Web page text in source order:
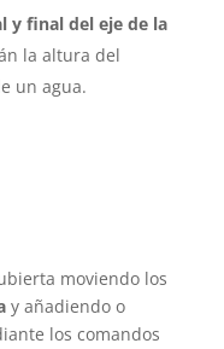
y final del eje de la
la altura del
un agua.
moviendo los
y añadiendo o
los comandos